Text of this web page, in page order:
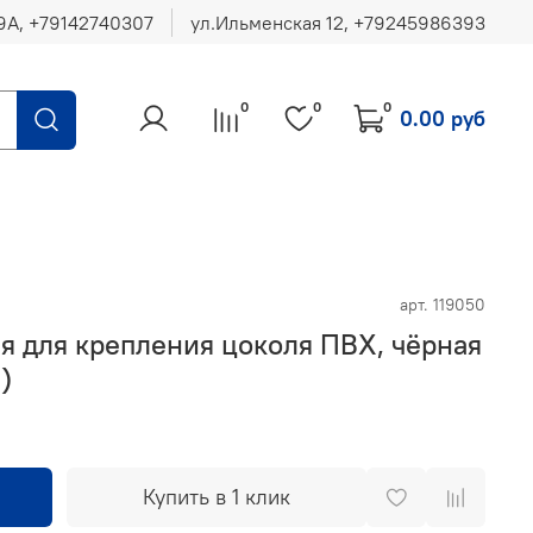
ул.Ильменская 12, ‪+79245986393
0 0 0 0.00 руб
арт. 119050
для крепления цоколя ПВХ, чёрная
Купить в 1 клик